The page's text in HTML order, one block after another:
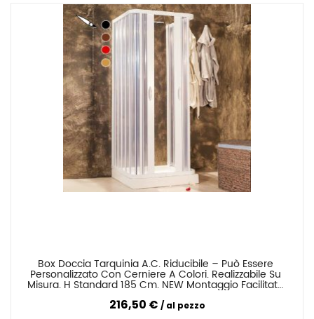
Box Doccia Tarquinia A.C. Riducibile – Può Essere
Personalizzato Con Cerniere A Colori. Realizzabile Su
Misura. H Standard 185 Cm. NEW Montaggio Facilitato
216,50 € al pezzo
Confronta